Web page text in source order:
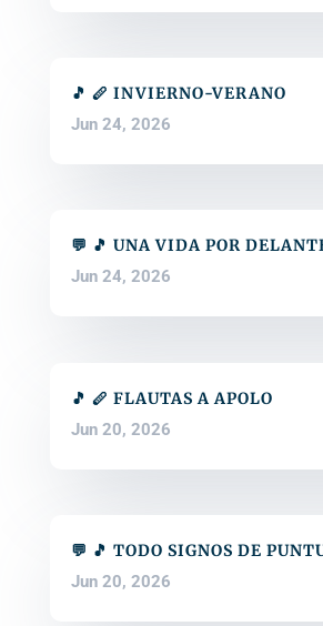
🎵 🪈 INVIERNO-VERANO
Jun 24, 2026
💬 🎵 UNA VIDA POR
Jun 24, 2026
🎵 🪈 FLAUTAS A APOLO
Jun 20, 2026
💬 🎵 TODO SIGNOS DE
Jun 20, 2026